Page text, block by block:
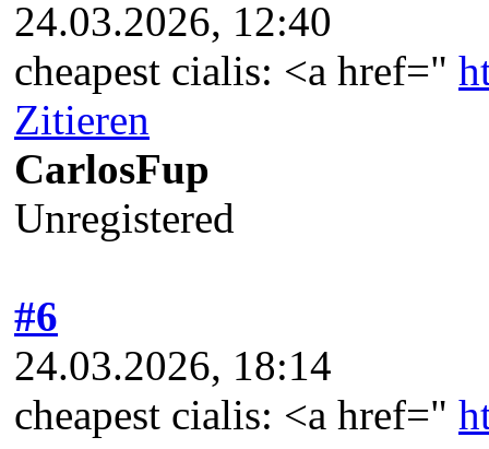
24.03.2026, 12:40
cheapest cialis: <a href="
Zitieren
CarlosFup
Unregistered
#6
24.03.2026, 18:14
cheapest cialis: <a href="